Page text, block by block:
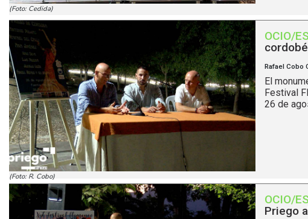
(Foto: Cedida)
(Foto: R. Cobo)
OCIO/
Rafael Cobo
El
Festival
26 de
OCIO/
Priego